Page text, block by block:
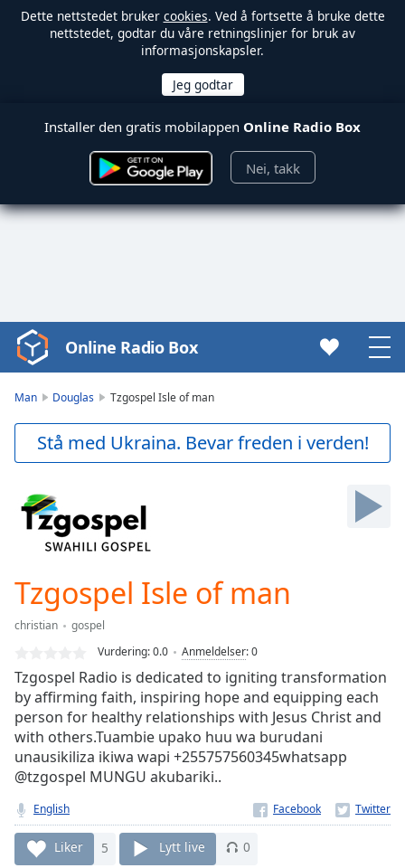
Dette nettstedet bruker cookies. Ved å fortsette å bruke dette
nettstedet, godtar du våre retningslinjer for bruk av
informasjonskapsler.
Installer den gratis mobilappen Online Radio Box
Nei, takk
Video
Player
Skip
Backward
Skip
Forward
Current
Time0:00
-:-
0.00%
Stream
TypeLIVE
Seek to
live,
currently
behind
Remaining
Time-
Online Radio Box
Man Douglas Tzgospel Isle of man
Stå med Ukraina. Bevar freden i verden!
Tzgospel Isle of man
christian
gospel
Vurdering:0.0 Anmeldelser:0
Tzgospel Radio is dedicated to igniting transformation
by affirming faith, inspiring hope and equipping each
person for healthy relationships with Jesus Christ and
with others.Tuambie upako huu wa burudani
unausikiliza ikiwa wapi +255757560345whatsapp
@tzgospel MUNGU akubariki..
English
Liker 5 Lytt live 0